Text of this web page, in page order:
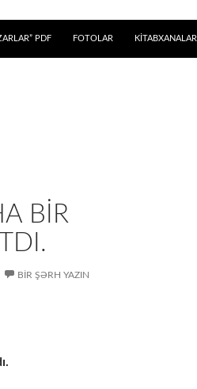
PDF FOTOLAR KİTABXANALAR
BIR
BIR ŞƏRH YAZIN